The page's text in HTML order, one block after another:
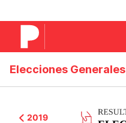
Elecciones Generales
2019